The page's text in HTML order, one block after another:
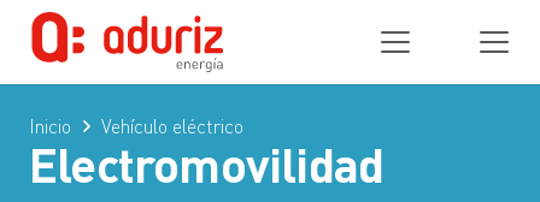
Inicio Vehículo eléctrico
Electromovilidad